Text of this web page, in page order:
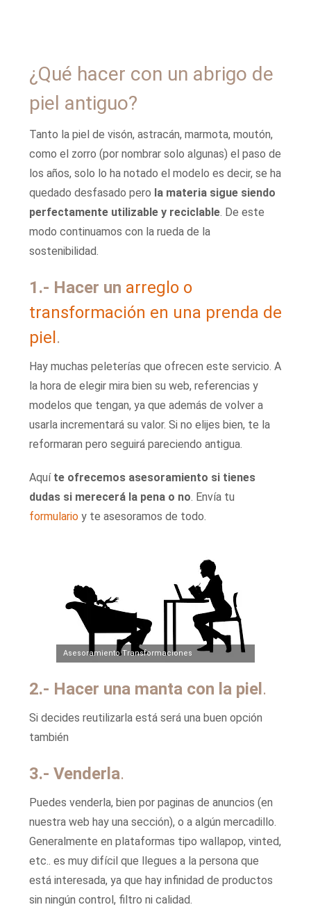
¿Qué hacer con un abrigo de
piel antiguo?
Tanto la piel de visón, astracán, marmota, moutón,
como el zorro (por nombrar solo algunas) el paso de
los años, solo lo ha notado el modelo es decir, se ha
quedado desfasado pero la materia sigue siendo
perfectamente utilizable y reciclable. De este
modo continuamos con la rueda de la
sostenibilidad.
1.- Hacer un arreglo o
transformación en una prenda de
piel .
Hay muchas peleterías que ofrecen este servicio. A
la hora de elegir mira bien su web, referencias y
modelos que tengan, ya que además de volver a
usarla incrementará su valor. Si no elijes bien, te la
reformaran pero seguirá pareciendo antigua.
Aquí te ofrecemos asesoramiento si tienes
dudas si merecerá la pena o no. Envía tu
formulario y te asesoramos de todo.
Asesoramiento Transformaciones
2.- Hacer una manta con la piel .
Si decides reutilizarla está será una buen opción
también
3.- Venderla.
Puedes venderla, bien por paginas de anuncios (en
nuestra web hay una sección), o a algún mercadillo.
Generalmente en plataformas tipo wallapop, vinted,
etc.. es muy difícil que llegues a la persona que
está interesada, ya que hay infinidad de productos
sin ningún control, filtro ni calidad.